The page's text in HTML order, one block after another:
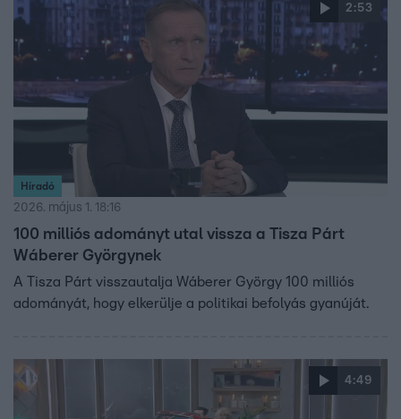
2:53
Híradó
2026. május 1. 18:16
100 milliós adományt utal vissza a Tisza Párt
Wáberer Györgynek
A Tisza Párt visszautalja Wáberer György 100 milliós
adományát, hogy elkerülje a politikai befolyás gyanúját.
4:49